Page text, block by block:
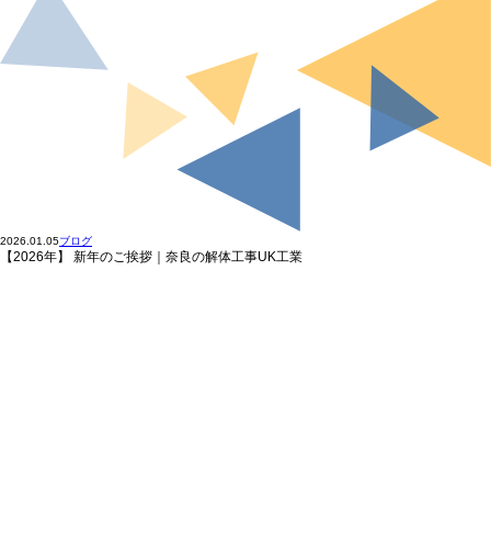
2026.01.05ブログ
【2026年】 新年のご挨拶｜奈良の解体工事UK工業